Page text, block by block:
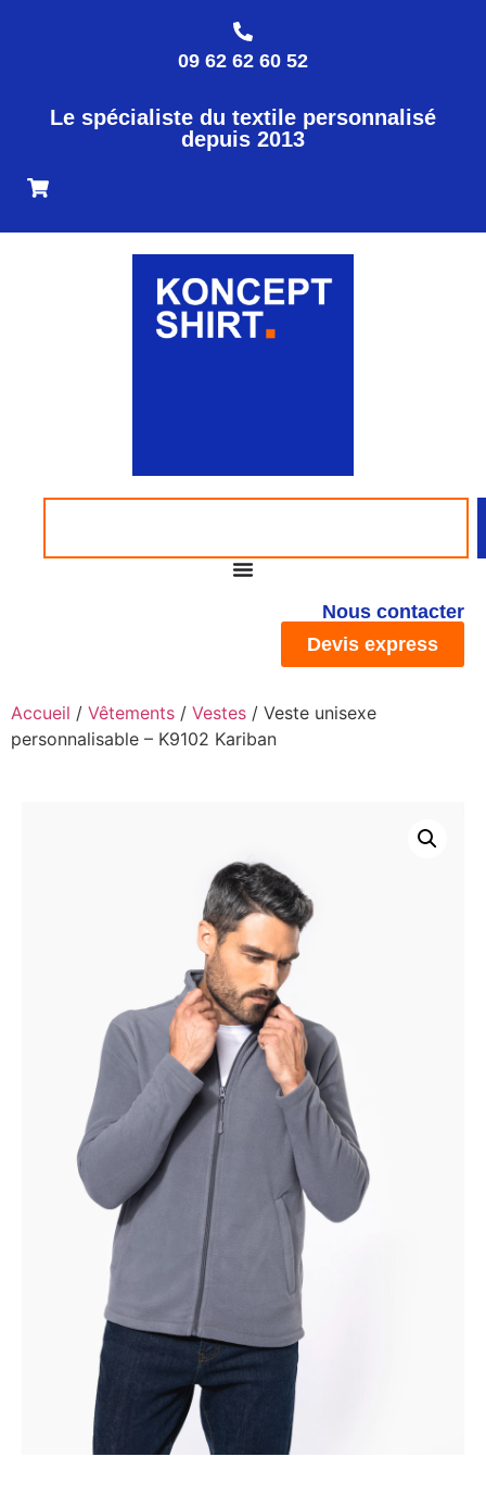
09 62 62 60 52
Le spécialiste du textile personnalisé
depuis 2013
Nous contacter
Devis express
Accueil / Vêtements / Vestes / Veste unisexe
personnalisable – K9102 Kariban